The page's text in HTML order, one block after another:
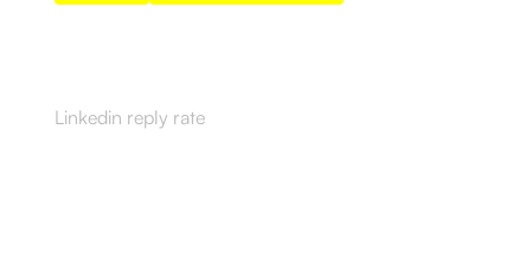
Linkedin reply rate